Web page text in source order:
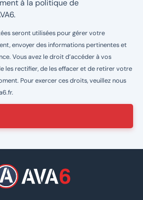
à la politique de
.
seront utilisées pour gérer votre
envoyer des informations pertinentes et
Vous avez le droit d’accéder à vos
les rectifier, de les effacer et de retirer votre
Pour exercer ces droits, veuillez nous
.